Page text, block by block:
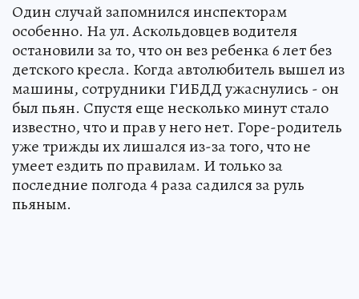
Один случай запомнился инспекторам
особенно. На ул. Аскольдовцев водителя
остановили за то, что он вез ребенка 6 лет без
детского кресла. Когда автолюбитель вышел из
машины, сотрудники ГИБДД ужаснулись - он
был пьян. Спустя еще несколько минут стало
известно, что и прав у него нет. Горе-родитель
уже трижды их лишался из-за того, что не
умеет ездить по правилам. И только за
последние полгода 4 раза садился за руль
пьяным.